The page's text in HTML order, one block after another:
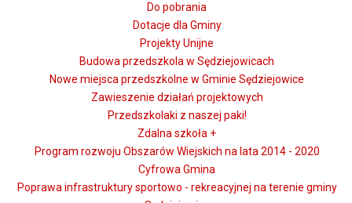
Do pobrania
Dotacje dla Gminy
Projekty Unijne
Budowa przedszkola w Sędziejowicach
Nowe miejsca przedszkolne w Gminie Sędziejowice
Zawieszenie działań projektowych
Przedszkolaki z naszej paki!
Zdalna szkoła +
Program rozwoju Obszarów Wiejskich na lata 2014 - 2020
Cyfrowa Gmina
Poprawa infrastruktury sportowo - rekreacyjnej na terenie gminy
Klub Dziecięcy - spotkanie informacyjne